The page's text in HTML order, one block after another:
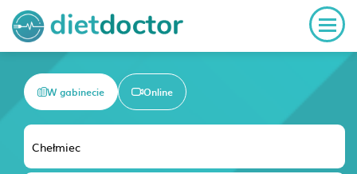
W gabinecie Online